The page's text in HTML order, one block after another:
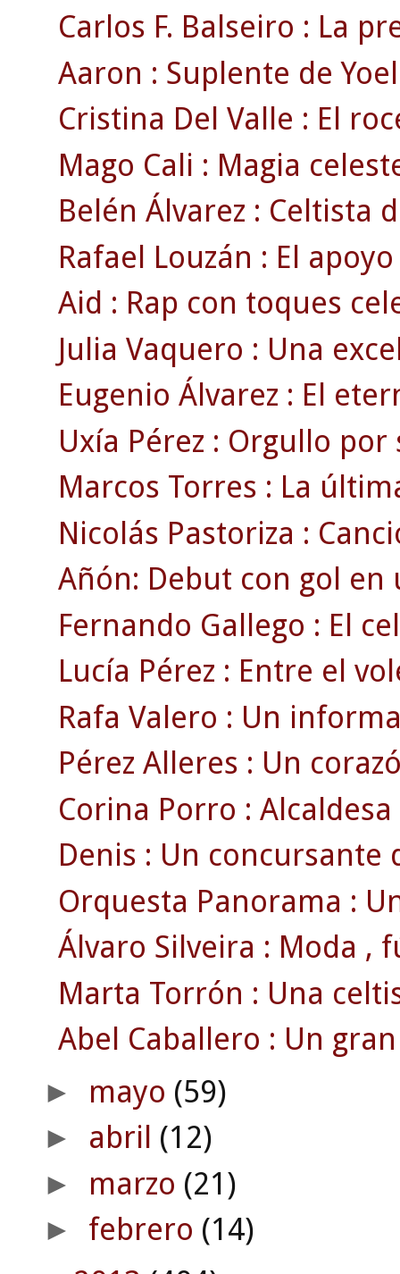
Carlos F. Balseiro : La
Aaron : Suplente de
Cristina Del Valle : El
Mago Cali : Magia
Belén Álvarez : Celtista
Rafael Louzán : El
Aid : Rap con toques
Julia Vaquero : Una
Eugenio Álvarez : El
Uxía Pérez : Orgullo
Marcos Torres : La
Nicolás Pastoriza :
Añón: Debut con gol en
Fernando Gallego : El
Lucía Pérez : Entre el
Rafa Valero : Un
Pérez Alleres : Un
Corina Porro :
Denis : Un concursante
Orquesta Panorama :
Álvaro Silveira : Moda ,
Marta Torrón : Una
Abel Caballero : Un
► mayo (59)
► abril (12)
► marzo (21)
► febrero (14)